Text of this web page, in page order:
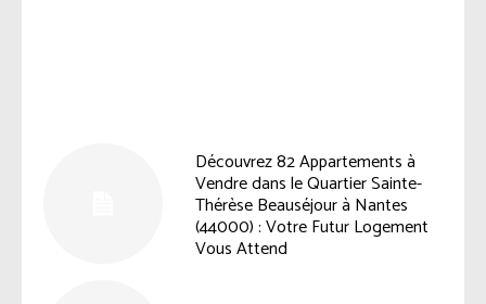
Découvrez 82 Appartements à
Vendre dans le Quartier Sainte-
Thérèse Beauséjour à Nantes
(44000) : Votre Futur Logement
Vous Attend